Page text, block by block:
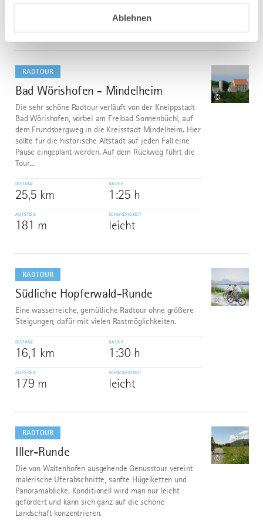
Ablehnen
leicht
RADTOUR
4
Bad Wörishofen - Mindelheim
©
Die sehr schöne Radtour verläuft von der Kneippstadt
Bad Wörishofen, vorbei am Freibad Sonnenbüchl, auf
dem Frundsbergweg in die Kreisstadt Mindelheim. Hier
sollte für die historische Altstadt auf jeden Fall eine
Pause eingeplant werden. Auf dem Rückweg führt die
Tour...
DISTANZ
25,5 km
DAUER
1:25 h
AUFSTIEG
181 m
SCHWIERIGKEIT
leicht
dazu
RADTOUR
5
Südliche Hopferwald-Runde
©
Eine wasserreiche, gemütliche Radtour ohne größere
Steigungen, dafür mit vielen Rastmöglichkeiten.
DISTANZ
16,1 km
DAUER
1:30 h
AUFSTIEG
179 m
SCHWIERIGKEIT
leicht
dazu
RADTOUR
6
Iller-Runde
©
Die von Waltenhofen ausgehende Genusstour vereint
malerische Uferabschnitte, sanfte Hügelketten und
Panoramablicke. Konditionell wird man nur leicht
gefordert und kann sich ganz auf die schöne
Landschaft konzentrieren.
dazu